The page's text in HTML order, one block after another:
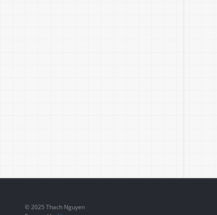
© 2025 Thach Nguyen